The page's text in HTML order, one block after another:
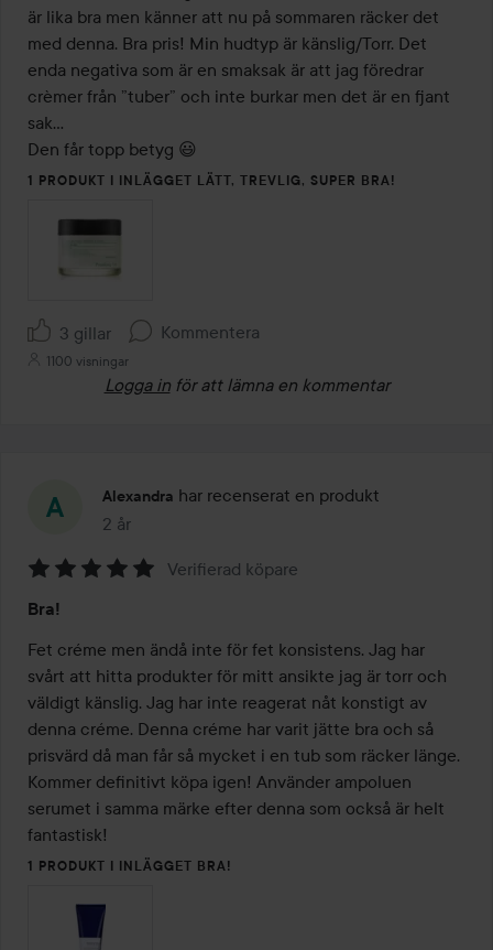
är lika bra men känner att nu på sommaren räcker det
med denna. Bra pris! Min hudtyp är känslig/Torr. Det
enda negativa som är en smaksak är att jag föredrar
crèmer från ”tuber” och inte burkar men det är en fjant
sak…
Den får topp betyg 😃
1 PRODUKT I INLÄGGET LÄTT, TREVLIG, SUPER BRA!
3 gillar Kommentera
1100 visningar
Logga in för att lämna en kommentar
Alexandra har recenserat en produkt
2 år
Inlägget skapades 2 år
5
av
5
Verifierad köpare
Bra!
Fet créme men ändå inte för fet konsistens. Jag har
svårt att hitta produkter för mitt ansikte jag är torr och
väldigt känslig. Jag har inte reagerat nåt konstigt av
denna créme. Denna créme har varit jätte bra och så
prisvärd då man får så mycket i en tub som räcker länge.
Kommer definitivt köpa igen! Använder ampoluen
serumet i samma märke efter denna som också är helt
fantastisk!
1 PRODUKT I INLÄGGET BRA!